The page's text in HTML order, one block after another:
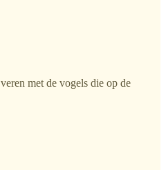
met de vogels die op de